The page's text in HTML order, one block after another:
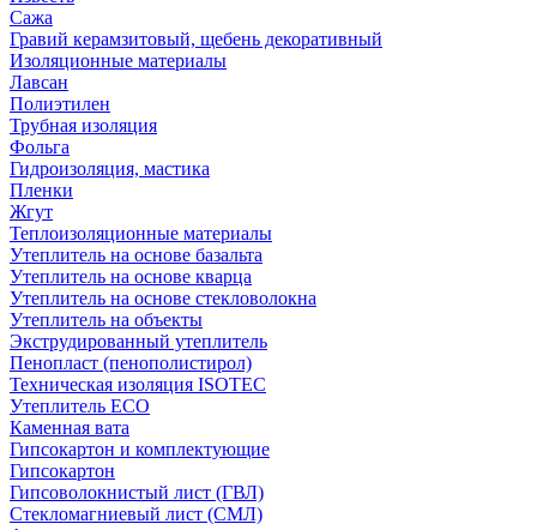
Сажа
Гравий керамзитовый, щебень декоративный
Изоляционные материалы
Лавсан
Полиэтилен
Трубная изоляция
Фольга
Гидроизоляция, мастика
Пленки
Жгут
Теплоизоляционные материалы
Утеплитель на основе базальта
Утеплитель на основе кварца
Утеплитель на основе стекловолокна
Утеплитель на объекты
Экструдированный утеплитель
Пенопласт (пенополистирол)
Техническая изоляция ISOTEC
Утеплитель ECO
Каменная вата
Гипсокартон и комплектующие
Гипсокартон
Гипсоволокнистый лист (ГВЛ)
Стекломагниевый лист (СМЛ)